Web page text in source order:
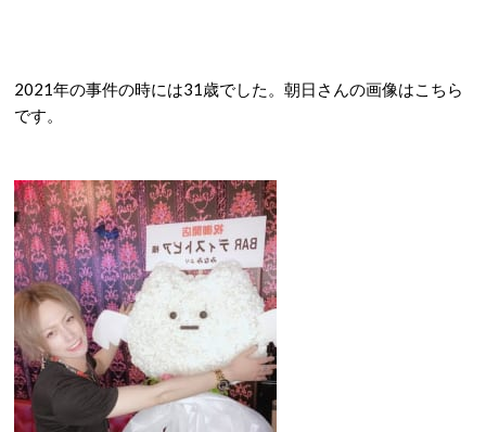
2021年の事件の時には31歳でした。朝日さんの画像はこちら
です。